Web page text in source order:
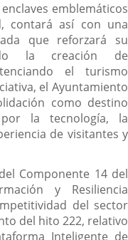
emblemáticos
contará así con una
que reforzará su
la creación de
el turismo
el Ayuntamiento
como destino
la tecnología, la
de visitantes y
Componente 14 del
y Resiliencia
del sector
del hito 222, relativo
Inteligente de